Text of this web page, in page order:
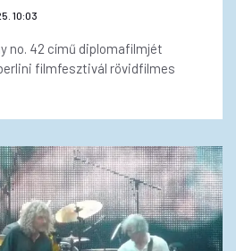
10:03
no. 42 című diplomafilmjét
filmfesztivál rövidfilmes